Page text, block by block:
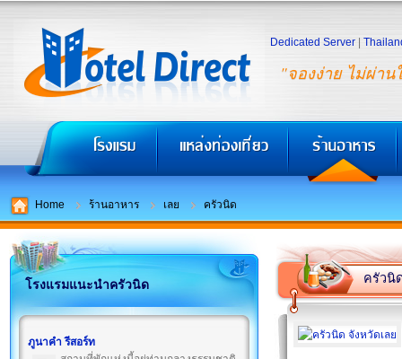
"จองง่าย ไม่ผ่าน
Dedicated Server
Home ร้านอาหาร เลย ครัวนิด
โรงแรมแนะนำครัวนิด
ภูนาคำ รีสอร์ท
ครัวนิ